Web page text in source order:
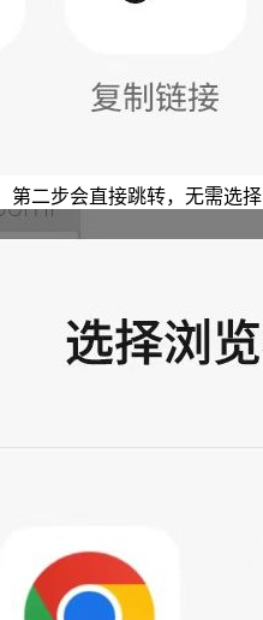
二步会直接跳转，无需选